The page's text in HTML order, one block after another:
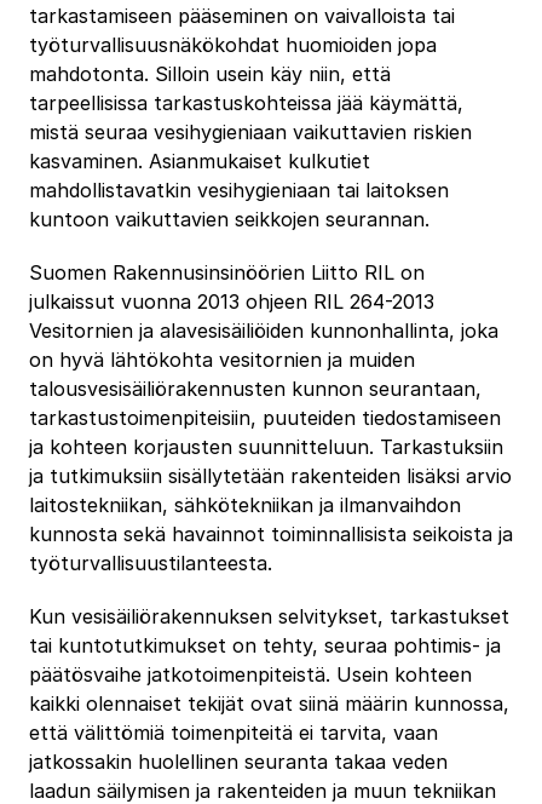
tarkastamiseen pääseminen on vaivalloista tai
työturvallisuusnäkökohdat huomioiden jopa
mahdotonta. Silloin usein käy niin, että
tarpeellisissa tarkastuskohteissa jää käymättä,
mistä seuraa vesihygieniaan vaikuttavien riskien
kasvaminen. Asianmukaiset kulkutiet
mahdollistavatkin vesihygieniaan tai laitoksen
kuntoon vaikuttavien seikkojen seurannan.
Suomen Rakennusinsinöörien Liitto RIL on
julkaissut vuonna 2013 ohjeen RIL 264-2013
Vesitornien ja alavesisäiliöiden kunnonhallinta, joka
on hyvä lähtökohta vesitornien ja muiden
talousvesisäiliörakennusten kunnon seurantaan,
tarkastustoimenpiteisiin, puuteiden tiedostamiseen
ja kohteen korjausten suunnitteluun. Tarkastuksiin
ja tutkimuksiin sisällytetään rakenteiden lisäksi arvio
laitostekniikan, sähkötekniikan ja ilmanvaihdon
kunnosta sekä havainnot toiminnallisista seikoista ja
työturvallisuustilanteesta.
Kun vesisäiliörakennuksen selvitykset, tarkastukset
tai kuntotutkimukset on tehty, seuraa pohtimis- ja
päätösvaihe jatkotoimenpiteistä. Usein kohteen
kaikki olennaiset tekijät ovat siinä määrin kunnossa,
että välittömiä toimenpiteitä ei tarvita, vaan
jatkossakin huolellinen seuranta takaa veden
laadun säilymisen ja rakenteiden ja muun tekniikan